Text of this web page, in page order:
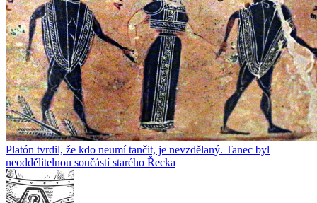
Platón tvrdil, že kdo neumí tančit, je nevzdělaný. Tanec byl
neoddělitelnou součástí starého Řecka